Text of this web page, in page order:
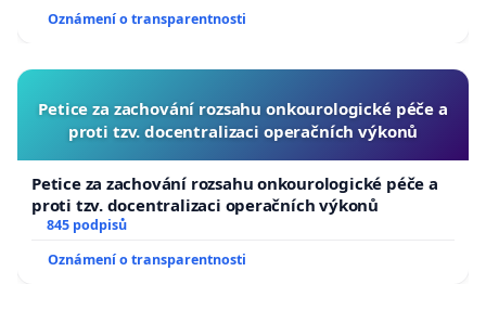
Oznámení o transparentnosti
Petice za zachování rozsahu onkourologické péče a
proti tzv. docentralizaci operačních výkonů
Petice za zachování rozsahu onkourologické péče a
proti tzv. docentralizaci operačních výkonů
845 podpisů
Oznámení o transparentnosti